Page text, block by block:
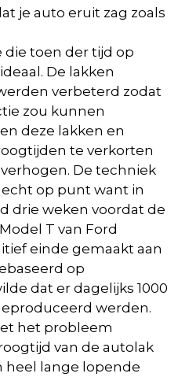
je auto eruit zag zoals
die toen der tijd op
De lakken
verbeterd zodat
zou kunnen
deze lakken en
te verkorten
De techniek
op punt want in
drie weken voordat de
T van Ford
einde gemaakt aan
op
dat er dagelijks 1000
werden.
het probleem
van de autolak
heel lange lopende